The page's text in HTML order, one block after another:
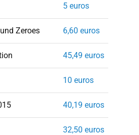
5 euros
Zeroes 6,60 euros
45,49 euros
10 euros
40,19 euros
32,50 euros